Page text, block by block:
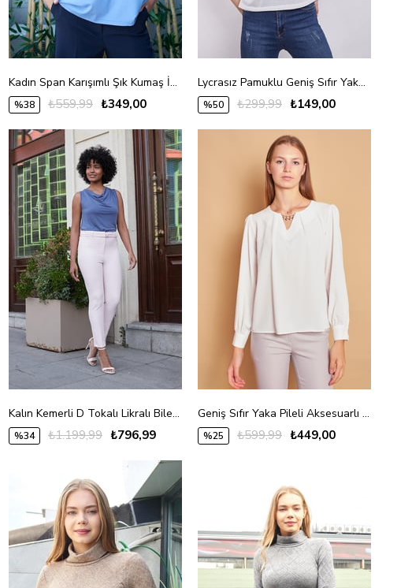
Kadın Span Karışımlı Şık Kumaş İp Askılı Önü Büzgülü Ayar Askılı T-shirt Bluz-AçıkMavi
%38 ₺349,00
₺559,99
Lycrasız Pamuklu Geniş Sıfır Yaka Düşük Omuz T-Shirt-Krem
%50 ₺149,00
₺299,99
Kalın Kemerli D Tokalı Likralı Bilek Boy Kumaş Pantolon-Pudra
%34 ₺796,99
₺1.199,99
Geniş Sıfır Yaka Pileli Aksesuarlı Uzun Kol Likrasız Şık Gömlek Kumaş Rahat Kesim Bluz-Krem
%25 ₺449,00
₺599,99